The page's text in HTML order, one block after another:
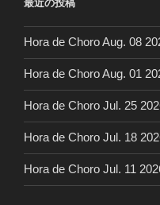
最近の投稿
Hora de Choro Aug. 08
Hora de Choro Aug. 01
Hora de Choro Jul. 25
Hora de Choro Jul. 18
Hora de Choro Jul. 11